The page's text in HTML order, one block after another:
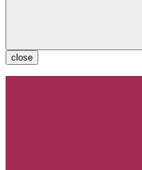
close